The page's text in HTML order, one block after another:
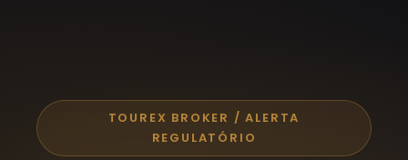
TOUREX BROKER / ALERTA
REGULATÓRIO